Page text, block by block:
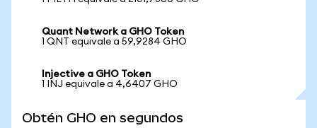
Quant Network a GHO Token
1 QNT equivale a 59,9284 GHO
Injective a GHO Token
1 INJ equivale a 4,6407 GHO
Obtén GHO en segundos